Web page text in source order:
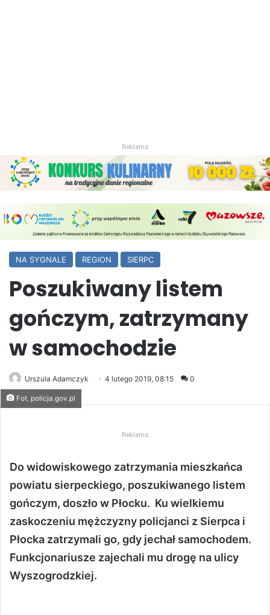
Reklama
NA SYGNALE REGION SIERPC
Poszukiwany listem
gończym, zatrzymany
w samochodzie
Urszula Adamczyk 4 lutego 2019, 08:15 0
Fot. policja.gov.pl
Reklama
Do widowiskowego zatrzymania mieszkańca
powiatu sierpeckiego, poszukiwanego listem
gończym, doszło w Płocku. Ku wielkiemu
zaskoczeniu mężczyzny policjanci z Sierpca i
Płocka zatrzymali go, gdy jechał samochodem.
Funkcjonariusze zajechali mu drogę na ulicy
Wyszogrodzkiej.